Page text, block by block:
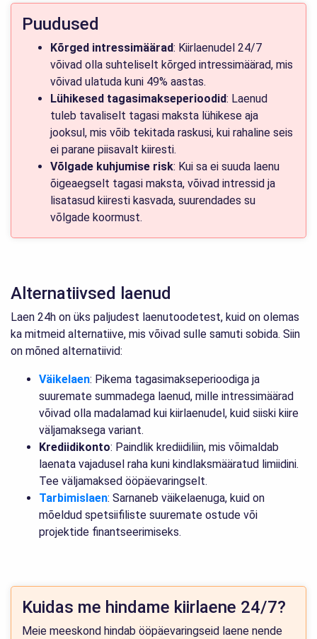
Puudused
Kõrged intressimäärad: Kiirlaenudel 24/7
võivad olla suhteliselt kõrged intressimäärad, mis
võivad ulatuda kuni 49% aastas.
Lühikesed tagasimakseperioodid: Laenud
tuleb tavaliselt tagasi maksta lühikese aja
jooksul, mis võib tekitada raskusi, kui rahaline seis
ei parane piisavalt kiiresti.
Võlgade kuhjumise risk: Kui sa ei suuda laenu
õigeaegselt tagasi maksta, võivad intressid ja
lisatasud kiiresti kasvada, suurendades su
võlgade koormust.
Alternatiivsed laenud
Laen 24h on üks paljudest laenutoodetest, kuid on olemas
ka mitmeid alternatiive, mis võivad sulle samuti sobida. Siin
on mõned alternatiivid:
Väikelaen: Pikema tagasimakseperioodiga ja
suuremate summadega laenud, mille intressimäärad
võivad olla madalamad kui kiirlaenudel, kuid siiski kiire
väljamaksega variant.
Krediidikonto: Paindlik krediidiliin, mis võimaldab
laenata vajadusel raha kuni kindlaksmääratud limiidini.
Tee väljamaksed ööpäevaringselt.
Tarbimislaen: Sarnaneb väikelaenuga, kuid on
mõeldud spetsiifiliste suuremate ostude või
projektide finantseerimiseks.
Kuidas me hindame kiirlaene 24/7?
Meie meeskond hindab ööpäevaringseid laene nende